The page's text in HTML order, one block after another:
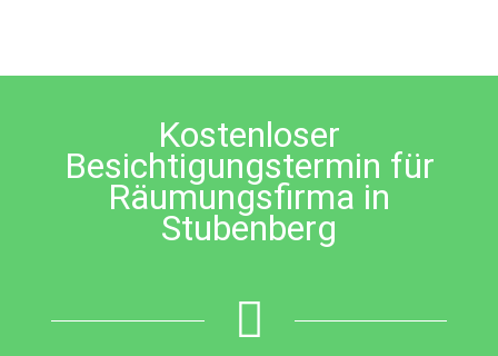
left
Kostenloser
Besichtigungstermin für
Räumungsfirma in
Stubenberg